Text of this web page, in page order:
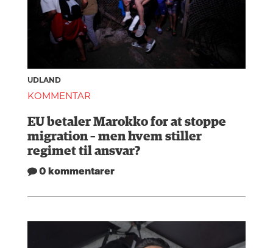
UDLAND
KOMMENTAR
EU betaler Marokko for at stoppe
migration – men hvem stiller
regimet til ansvar?
0 kommentarer